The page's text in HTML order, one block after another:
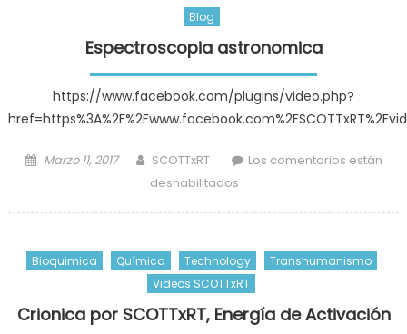
Blog
Espectroscopia astronomica
https://www.facebook.com/plugins/video.php?
Posted
Marzo 11, 2017 Author
SCOTTxRT
Los comentarios están
deshabilitados
Bioquimica Química Technology
Transhumanismo
Videos SCOTTxRT
Crionica por SCOTTxRT, Energía de Activación